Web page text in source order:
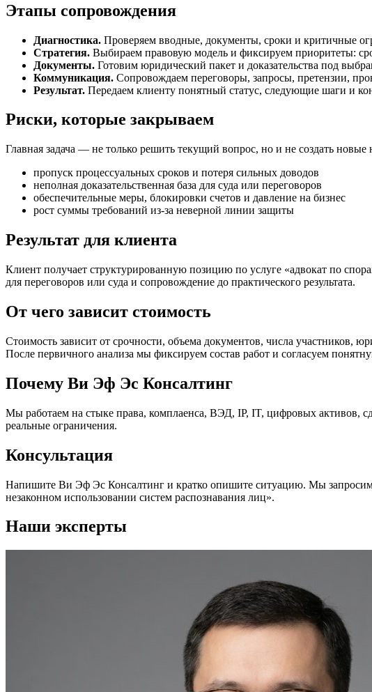
Этапы сопровождения
Диагностика. Проверяем вводные, документы, сроки и критичные
Стратегия. Выбираем правовую модель и фиксируем приоритеты:
Документы. Готовим юридический пакет и доказательства под
Коммуникация. Сопровождаем переговоры, запросы, претензии,
Результат. Передаем клиенту понятный статус, следующие шаги и
Риски, которые закрываем
Главная задача — не только решить текущий вопрос, но и не создать
пропуск процессуальных сроков и потеря сильных доводов
неполная доказательственная база для суда или переговоров
обеспечительные меры, блокировки счетов и давление на бизнес
рост суммы требований из-за неверной линии защиты
Результат для клиента
Клиент получает структурированную позицию по услуге «адвокат по
для переговоров или суда и сопровождение до практического результата.
От чего зависит стоимость
Стоимость зависит от срочности, объема документов, числа участников,
После первичного анализа мы фиксируем состав работ и согласуем
Почему Ви Эф Эс Консалтинг
Мы работаем на стыке права, комплаенса, ВЭД, IP, IT, цифровых активов,
реальные ограничения.
Консультация
Напишите Ви Эф Эс Консалтинг и кратко опишите ситуацию. Мы
незаконном использовании систем распознавания лиц».
Наши эксперты